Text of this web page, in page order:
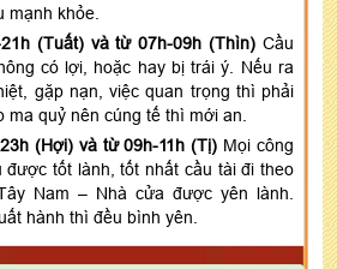
mạnh khỏe.
(Tuất) và từ 07h-09h (Thìn) Cầu
có lợi, hoặc hay bị trái ý. Nếu ra
gặp nạn, việc quan trọng thì phải
ma quỷ nên cúng tế thì mới an.
(Hợi) và từ 09h-11h (Tị) Mọi công
được tốt lành, tốt nhất cầu tài đi theo
Nam – Nhà cửa được yên lành.
hành thì đều bình yên.